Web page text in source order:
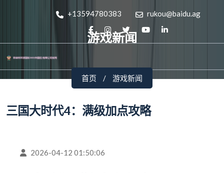
+13594780383 rukou@baidu.ag
游戏新闻
首页 游戏新闻
三国大时代4：满级加点攻略
2026-04-12 01:50:06